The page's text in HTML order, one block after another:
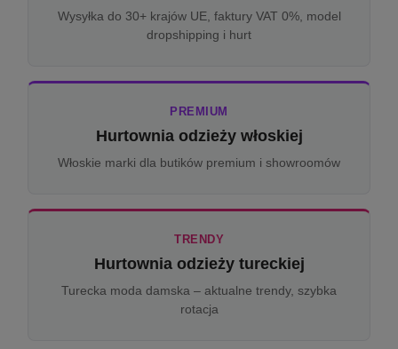
Wysyłka do 30+ krajów UE, faktury VAT 0%, model
dropshipping i hurt
PREMIUM
Hurtownia odzieży włoskiej
Włoskie marki dla butików premium i showroomów
TRENDY
Hurtownia odzieży tureckiej
Turecka moda damska – aktualne trendy, szybka
rotacja